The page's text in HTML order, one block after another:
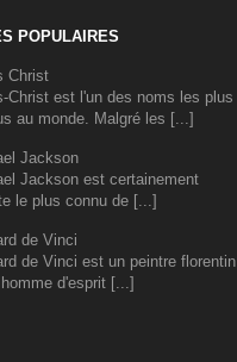
POPULAIRES
Christ
Christ est l'un des noms les plus
au monde. Malgré les [...]
Jackson
Jackson est certainement
le plus connu de [...]
de Vinci
de Vinci est un peintre florentin
d'esprit [...]